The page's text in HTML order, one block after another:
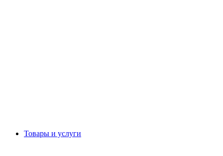
Товары и услуги